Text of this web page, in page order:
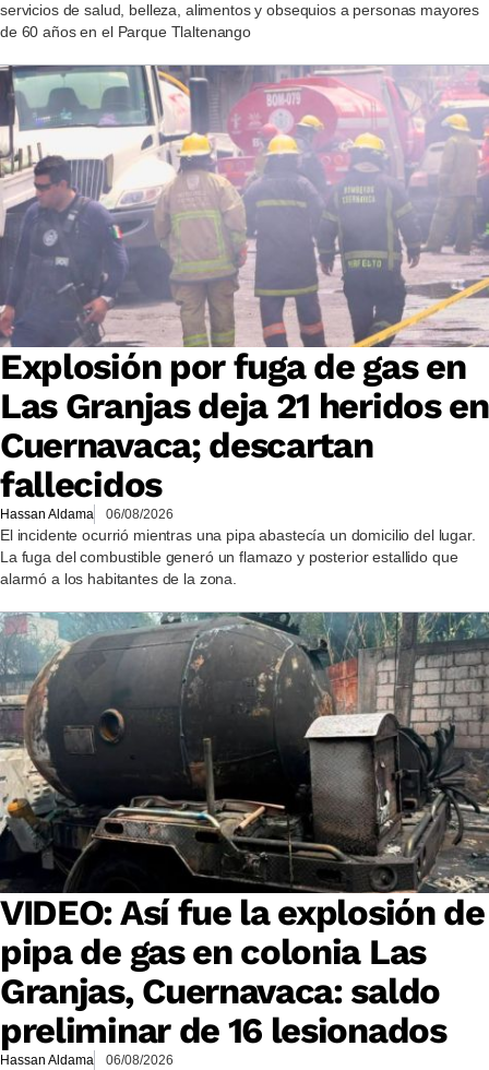
servicios de salud, belleza, alimentos y obsequios a personas mayores
de 60 años en el Parque Tlaltenango
Explosión por fuga de gas en
Las Granjas deja 21 heridos en
Cuernavaca; descartan
fallecidos
Hassan Aldama 06/08/2026
El incidente ocurrió mientras una pipa abastecía un domicilio del lugar.
La fuga del combustible generó un flamazo y posterior estallido que
alarmó a los habitantes de la zona.
VIDEO: Así fue la explosión de
pipa de gas en colonia Las
Granjas, Cuernavaca: saldo
preliminar de 16 lesionados
Hassan Aldama 06/08/2026